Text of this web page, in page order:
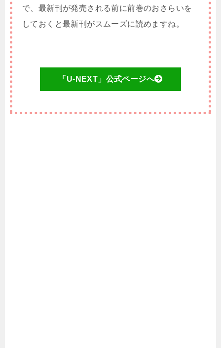
で、最新刊が発売される前に前巻のおさらいを
しておくと最新刊がスムーズに読めますね。
「U-NEXT」公式ページへ